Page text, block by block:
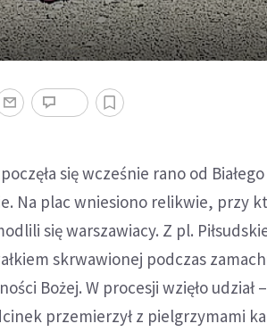
się wcześnie rano od
Na plac wniesiono relikwie, przy
się warszawiacy. Z pl.
skrwawionej podczas
Bożej. W procesji wzięło udział
przemierzył z pielgrzymami